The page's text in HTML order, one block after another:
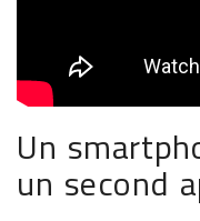
Un
un second